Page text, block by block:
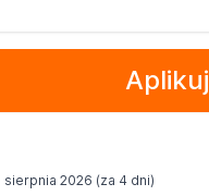
Aplikuj
sierpnia 2026 (za 4 dni)